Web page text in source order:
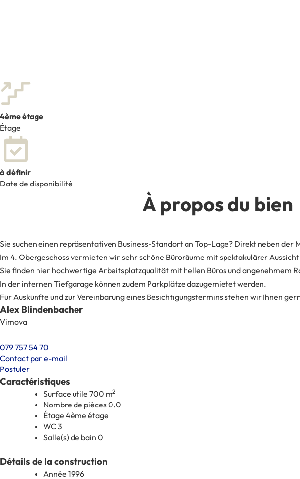
4ème étage
Étage
à définir
Date de disponibilité
À propos du bien
Sie suchen einen repräsentativen Business-Standort an Top-Lage? Direkt neben
Im 4. Obergeschoss vermieten wir sehr schöne Büroräume mit spektakulärer
Sie finden hier hochwertige Arbeitsplatzqualität mit hellen Büros und angenehmem
In der internen Tiefgarage können zudem Parkplätze dazugemietet werden.
Für Auskünfte und zur Vereinbarung eines Besichtigungstermins stehen wir Ihnen
Alex Blindenbacher
Vimova
079 757 54 70
Contact par e-mail
Postuler
Caractéristiques
Surface utile 700 m2
Nombre de pièces0.0
Étage 4ème étage
WC3
Salle(s) de bain 0
Détails de la construction
Année 1996